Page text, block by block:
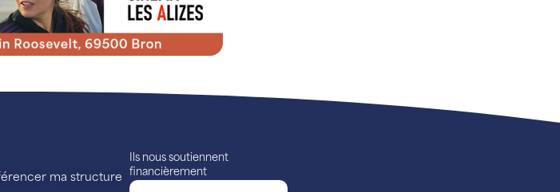
ma structure
Ils nous soutiennent
financièrement